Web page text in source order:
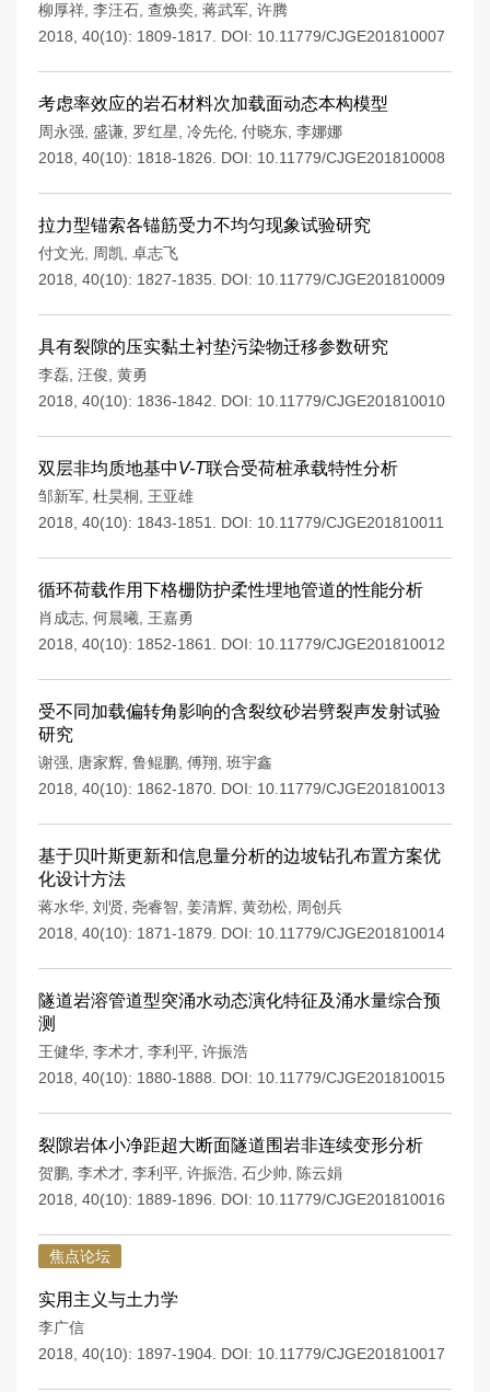
柳厚祥 李汪石 查焕奕 蒋武军 许腾
2018, 40(10): 1809-1817.
DOI: 10.11779/CJGE201810007
考虑率效应的岩石材料次加载面动态本构模型
周永强 盛谦 罗红星 冷先伦 付晓东 李娜娜
2018, 40(10): 1818-1826.
DOI: 10.11779/CJGE201810008
拉力型锚索各锚筋受力不均匀现象试验研究
付文光 周凯 卓志飞
2018, 40(10): 1827-1835.
DOI: 10.11779/CJGE201810009
具有裂隙的压实黏土衬垫污染物迁移参数研究
李磊 汪俊 黄勇
2018, 40(10): 1836-1842.
DOI: 10.11779/CJGE201810010
双层非均质地基中V-T联合受荷桩承载特性分析
邹新军 杜昊桐
王亚雄
2018, 40(10): 1843-1851.
DOI: 10.11779/CJGE201810011
循环荷载作用下格栅防护柔性埋地管道的性能分析
肖成志 何晨曦 王嘉勇
2018, 40(10): 1852-1861.
DOI: 10.11779/CJGE201810012
受不同加载偏转角影响的含裂纹砂岩劈裂声发射试验
研究
谢强 唐家辉 鲁鲲鹏 傅翔 班宇鑫
2018, 40(10): 1862-1870. DOI: 10.11779/CJGE201810013
基于贝叶斯更新和信息量分析的边坡钻孔布置方案优
化设计方法
蒋水华 刘贤 尧睿智 姜清辉 黄劲松
周创兵
2018, 40(10): 1871-1879.
DOI: 10.11779/CJGE201810014
隧道岩溶管道型突涌水动态演化特征及涌水量综合预
测
王健华 李术才 李利平 许振浩
2018, 40(10): 1880-1888.
DOI: 10.11779/CJGE201810015
裂隙岩体小净距超大断面隧道围岩非连续变形分析
贺鹏 李术才 李利平 许振浩 石少帅
陈云娟
2018, 40(10): 1889-1896.
DOI: 10.11779/CJGE201810016
焦点论坛
实用主义与土力学
李广信
2018, 40(10): 1897-1904. DOI: 10.11779/CJGE201810017